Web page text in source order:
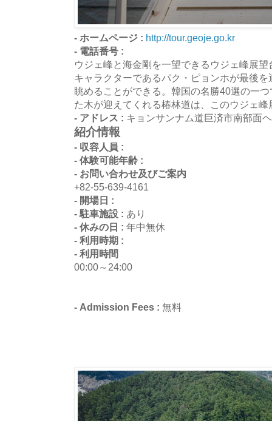
- ホームページ : http://tour.geoje.go.kr
- 電話番号 :
ウジェ峰と海金剛を一望できるウジェ峰展
キャラクターであるパク・ピョンホが最後
眺めることができる。韓国の名勝40選の一
た木が迎えてくれる椿林道は、このウジェ
- アドレス : キョンサンナム道巨済市南部面
紹介情報
- 収容人員 :
- 体験可能年齢 :
- お問い合わせ及びご案内
+82-55-639-4161
- 開場日 :
- 駐車施設 : あり
- 休みの日 : 年中無休
- 利用時期 :
- 利用時間
00:00～24:00
- Admission Fees : 無料